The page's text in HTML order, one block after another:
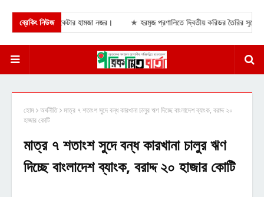
ব্রেকিং নিউজক্রিকেটার হামজা নজর। হরমুজ প্রণালিতে দ্বিতীয় করিডর তৈরির সুযোগ
হোম অর্থনীতি মাত্র ৭ শতাংশ সুদে বন্ধ কারখানা চালুর ঋণ দিচ্ছে বাংলাদেশ ব্যাংক, বরাদ্দ ২০
হাজার কোটি
মাত্র ৭ শতাংশ সুদে বন্ধ কারখানা চালুর ঋণ
দিচ্ছে বাংলাদেশ ব্যাংক, বরাদ্দ ২০ হাজার কোটি